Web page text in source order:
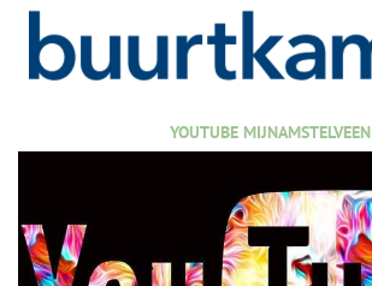
YOUTUBE MIJNAMSTELVEEN